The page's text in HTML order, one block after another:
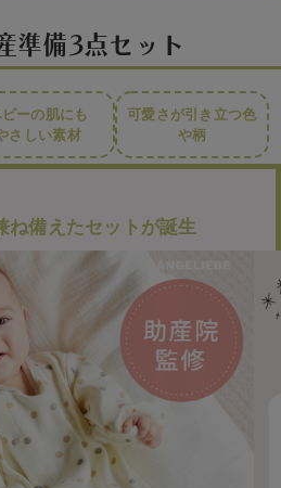
院監修パジャマ」が誕生。
かけたパジャマは、「デ
地」のこだわりだけでな
得する”快適な素材”を追
を行い、5度目にしてやっ
」クオリティを実現。
こだわった妊婦さん・産後
た「助産院監修パジャマ」
めいたします。
ニティウェア開発者
準備3点セット
ーの肌にも
さしい素材
可愛さが引き立つ色
や柄
ね備えたセットが誕生